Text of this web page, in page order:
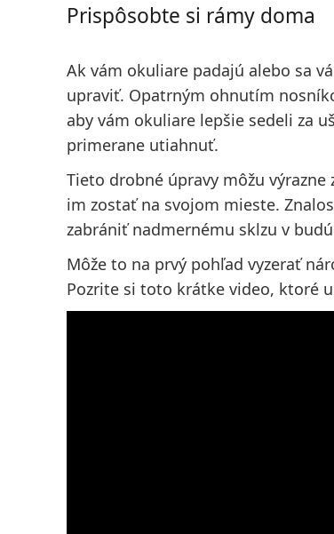
Prispôsobte si rámy doma
Ak vám okuliare padajú alebo sa
upraviť. Opatrným ohnutím
aby vám okuliare lepšie sedeli za
primerane utiahnuť.
Tieto drobné úpravy môžu
im zostať na svojom mieste.
zabrániť nadmernému sklzu v
Môže to na prvý pohľad vyzerať
Pozrite si toto krátke video, ktoré